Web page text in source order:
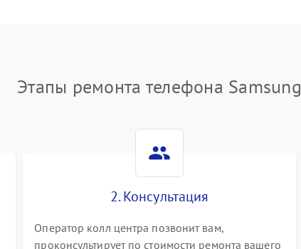
Не работает Face ID 60 мин
Этапы ремонта телефона Samsung
2. Консультация
Оператор колл центра позвонит вам,
проконсультирует по стоимости ремонта вашего